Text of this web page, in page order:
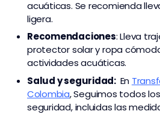
acuáticas. Se recomienda
ligera.
Recomendaciones: Lleva
protector solar y ropa
actividades acuáticas.
Salud y seguridad: En
Colombia,Seguimos todos
seguridad, incluidas las